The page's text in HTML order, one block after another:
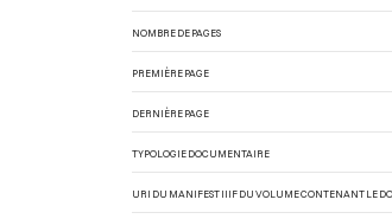
NOMBRE DE PAGES
PREMIÈRE PAGE
DERNIÈRE PAGE
TYPOLOGIE DOCUMENTAIRE
URI DU MANIFEST IIIF DU VOLUME CONTENANT LE